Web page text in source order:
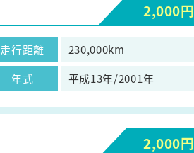
2,000円
走行距離
230,000km
年式 平成13年/2001年
2,000円